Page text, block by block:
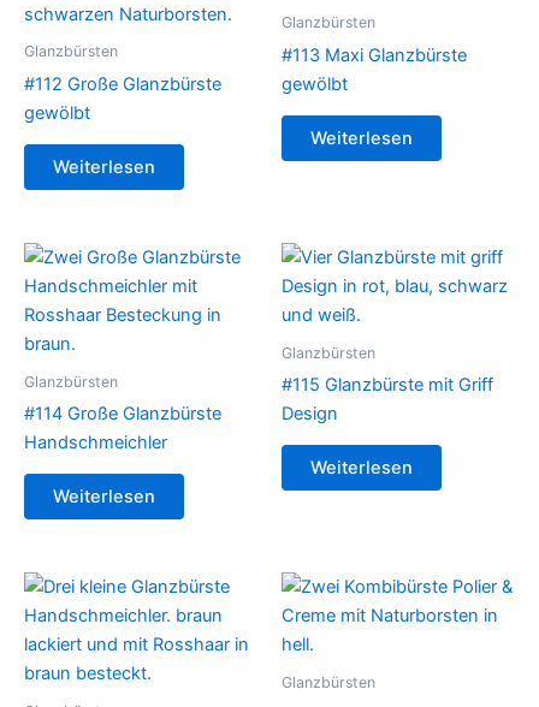
Glanzbürsten
#112 Große Glanzbürste
gewölbt
Weiterlesen
Glanzbürsten
#113 Maxi Glanzbürste
gewölbt
Weiterlesen
Glanzbürsten
#114 Große Glanzbürste
Handschmeichler
Weiterlesen
Glanzbürsten
#115 Glanzbürste mit Griff
Design
Weiterlesen
Glanzbürsten